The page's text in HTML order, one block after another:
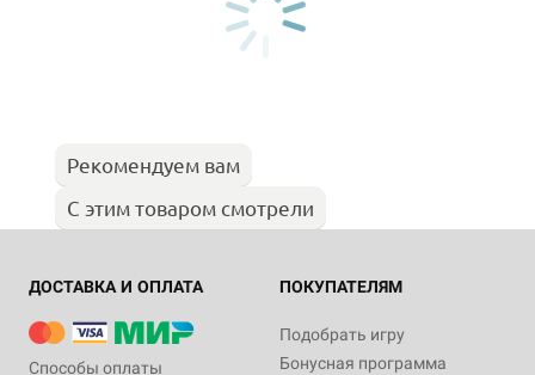
Рекомендуем вам
С этим товаром смотрели
ДОСТАВКА И ОПЛАТА
Способы оплаты
ПОКУПАТЕЛЯМ
Подобрать игру
Бонусная программа